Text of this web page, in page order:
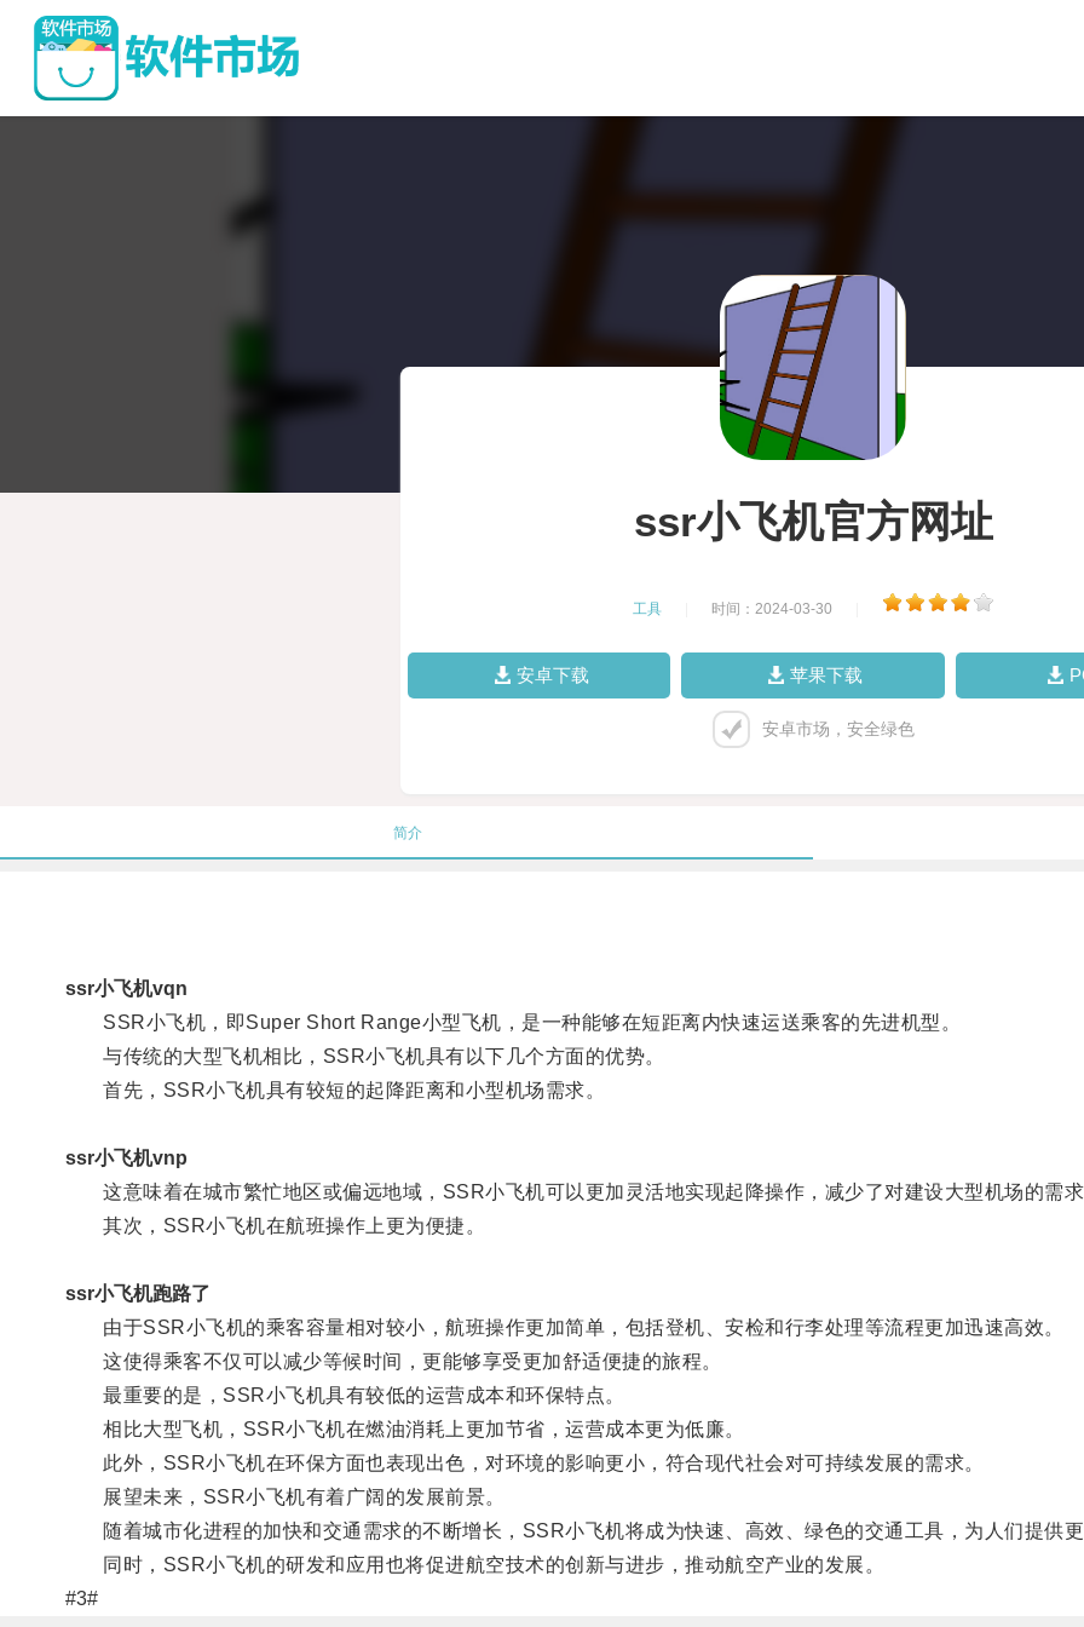
ssr小飞机官方网址
工具 时间：2024-03-30
安卓下载 苹果下载
安卓市场，安全绿色
简介
ssr小飞机vqn
SSR小飞机，即Super Short Range小型飞机，是一种能够在短距离内快速运送乘客的先进机型。
与传统的大型飞机相比，SSR小飞机具有以下几个方面的优势。
首先，SSR小飞机具有较短的起降距离和小型机场需求。
ssr小飞机vnp
这意味着在城市繁忙地区或偏远地域，SSR小飞机可以更加灵活地实现起降操作，减少了对建设大型机场的需求
其次，SSR小飞机在航班操作上更为便捷。
ssr小飞机跑路了
由于SSR小飞机的乘客容量相对较小，航班操作更加简单，包括登机、安检和行李处理等流程更加迅速高效。
这使得乘客不仅可以减少等候时间，更能够享受更加舒适便捷的旅程。
最重要的是，SSR小飞机具有较低的运营成本和环保特点。
相比大型飞机，SSR小飞机在燃油消耗上更加节省，运营成本更为低廉。
此外，SSR小飞机在环保方面也表现出色，对环境的影响更小，符合现代社会对可持续发展的需求。
展望未来，SSR小飞机有着广阔的发展前景。
随着城市化进程的加快和交通需求的不断增长，SSR小飞机将成为快速、高效、绿色的交通工具，为人们提供更
同时，SSR小飞机的研发和应用也将促进航空技术的创新与进步，推动航空产业的发展。
#3#